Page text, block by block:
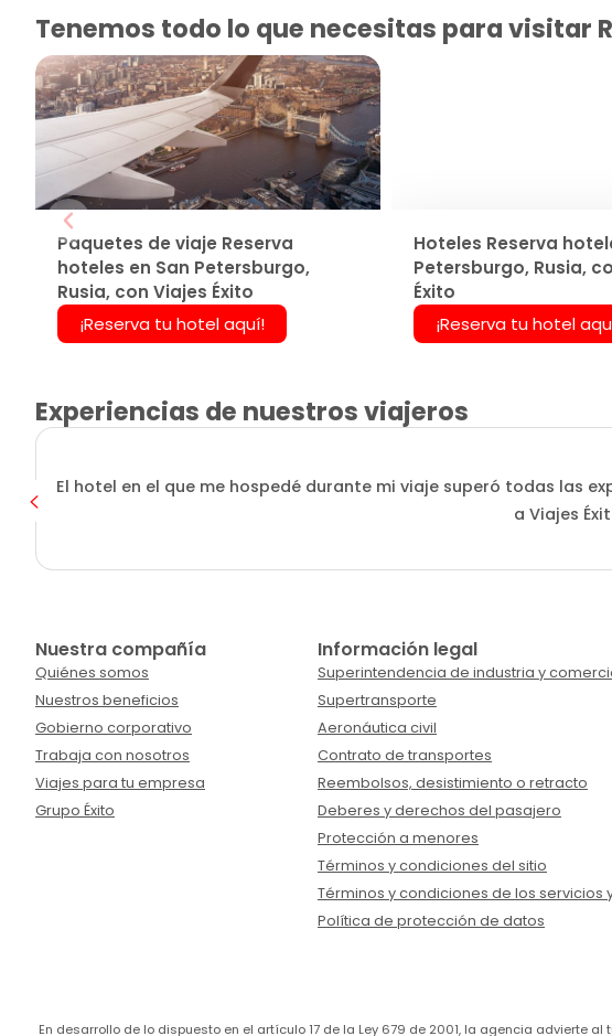
Tenemos todo lo que necesitas para visitar
Paquetes de viaje Reserva
hoteles en San Petersburgo,
Rusia, con Viajes Éxito
¡Reserva tu hotel aquí!
Hoteles Reserva
Petersburgo, Rusia,
Éxito
¡Reserva tu hotel
Experiencias de nuestros viajeros
El hotel en el que me hospedé durante mi viaje superó todas las
a Viajes
Nuestra compañía
Quiénes somos
Nuestros beneficios
Gobierno corporativo
Trabaja con nosotros
Viajes para tu empresa
Grupo Éxito
Información legal
Superintendencia de industria y
Supertransporte
Aeronáutica civil
Contrato de transportes
Reembolsos, desistimiento o retracto
Deberes y derechos del pasajero
Protección a menores
Términos y condiciones del sitio
Términos y condiciones de los servicios
Política de protección de datos
En desarrollo de lo dispuesto en el artículo 17 de la Ley 679 de 2001, la agencia